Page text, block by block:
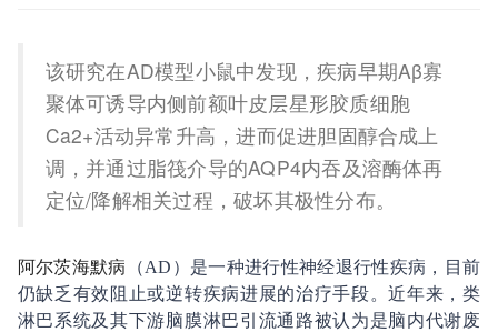
该研究在AD模型小鼠中发现，疾病早期Aβ寡
聚体可诱导内侧前额叶皮层星形胶质细胞
Ca2+活动异常升高，进而促进胆固醇合成上
调，并通过脂筏介导的AQP4内吞及溶酶体再
定位/降解相关过程，破坏其极性分布。
阿尔茨海默病
（AD）是一种进行性神经退行性疾病，目前
仍缺乏有效阻止或逆转疾病进展的治疗手段。近年来，类
淋巴系统及其下游脑膜淋巴引流通路被认为是脑内代谢废